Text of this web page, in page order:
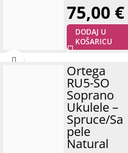
75,00 €
DODAJ U
KOŠARICU
Ortega
RU5-SO
Soprano
Ukulele –
Spruce/Sa
pele
Natural